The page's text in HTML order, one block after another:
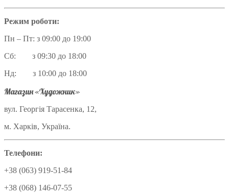
Режим роботи:
Пн – Пт: з 09:00 до 19:00
Сб: з 09:30 до 18:00
Нд: з 10:00 до 18:00
Магазин «Художник»
вул. Георгія Тарасенка, 12,
м. Харків, Україна.
Телефони:
+38 (063) 919-51-84
+38 (068) 146-07-55